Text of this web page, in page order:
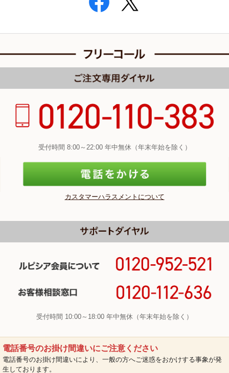
受付時間 8:00～22:00 年中無休（年末年始を除く）
カスタマーハラスメントについて
受付時間 10:00～18:00 年中無休（年末年始を除く）
電話番号のお掛け間違いにご注意ください
電話番号のお掛け間違いにより、一般の方へご迷惑をおかけする事象が発
生しております。